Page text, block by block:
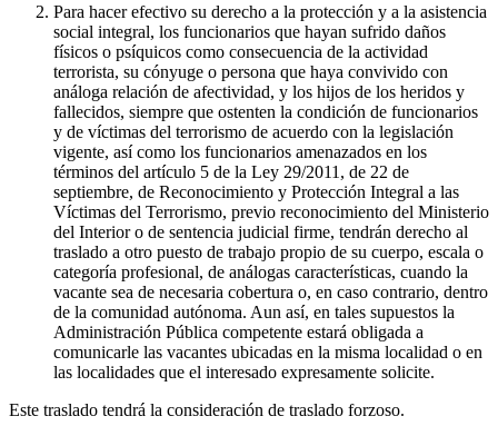
Para hacer efectivo su derecho a la protección y a la asistencia
social integral, los funcionarios que hayan sufrido daños
físicos o psíquicos como consecuencia de la actividad
terrorista, su cónyuge o persona que haya convivido con
análoga relación de afectividad, y los hijos de los heridos y
fallecidos, siempre que ostenten la condición de funcionarios
y de víctimas del terrorismo de acuerdo con la legislación
vigente, así como los funcionarios amenazados en los
términos del artículo 5 de la Ley 29/2011, de 22 de
septiembre, de Reconocimiento y Protección Integral a las
Víctimas del Terrorismo, previo reconocimiento del Ministerio
del Interior o de sentencia judicial firme, tendrán derecho al
traslado a otro puesto de trabajo propio de su cuerpo, escala o
categoría profesional, de análogas características, cuando la
vacante sea de necesaria cobertura o, en caso contrario, dentro
de la comunidad autónoma. Aun así, en tales supuestos la
Administración Pública competente estará obligada a
comunicarle las vacantes ubicadas en la misma localidad o en
las localidades que el interesado expresamente solicite.
Este traslado tendrá la consideración de traslado forzoso.